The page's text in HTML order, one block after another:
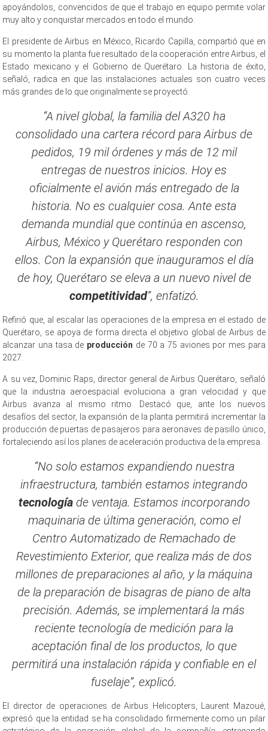
apoyándolos, convencidos de que el trabajo en equipo permite volar
muy alto y conquistar mercados en todo el mundo.
El presidente de Airbus en México, Ricardo Capilla, compartió que en
su momento la planta fue resultado de la cooperación entre Airbus, el
Estado mexicano y el Gobierno de Querétaro. La historia de éxito,
señaló, radica en que las instalaciones actuales son cuatro veces
más grandes de lo que originalmente se proyectó.
“A nivel global, la familia del A320 ha
consolidado una cartera récord para Airbus de
pedidos, 19 mil órdenes y más de 12 mil
entregas de nuestros inicios. Hoy es
oficialmente el avión más entregado de la
historia. No es cualquier cosa. Ante esta
demanda mundial que continúa en ascenso,
Airbus, México y Querétaro responden con
ellos. Con la expansión que inauguramos el día
de hoy, Querétaro se eleva a un nuevo nivel de
competitividad”, enfatizó.
Refirió que, al escalar las operaciones de la empresa en el estado de
Querétaro, se apoya de forma directa el objetivo global de Airbus de
alcanzar una tasa de producción de 70 a 75 aviones por mes para
2027.
A su vez, Dominic Raps, director general de Airbus Querétaro, señaló
que la industria aeroespacial evoluciona a gran velocidad y que
Airbus avanza al mismo ritmo. Destacó que, ante los nuevos
desafíos del sector, la expansión de la planta permitirá incrementar la
producción de puertas de pasajeros para aeronaves de pasillo único,
fortaleciendo así los planes de aceleración productiva de la empresa.
“No solo estamos expandiendo nuestra
infraestructura, también estamos integrando
tecnologíade ventaja. Estamos incorporando
maquinaria de última generación, como el
Centro Automatizado de Remachado de
Revestimiento Exterior, que realiza más de dos
millones de preparaciones al año, y la máquina
de la preparación de bisagras de piano de alta
precisión. Además, se implementará la más
reciente tecnología de medición para la
aceptación final de los productos, lo que
permitirá una instalación rápida y confiable en el
fuselaje”, explicó.
El director de operaciones de Airbus Helicopters, Laurent Mazoué,
expresó que la entidad se ha consolidado firmemente como un pilar